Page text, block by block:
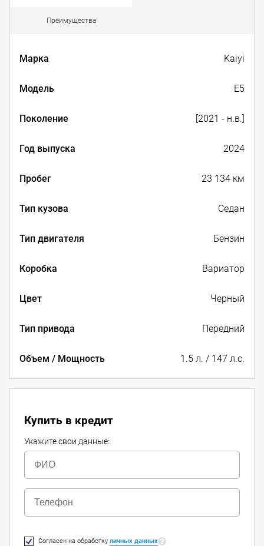
Преимущества
Марка Kaiyi
Модель E5
Поколение [2021 - н.в.]
Год выпуска 2024
Пробег 23 134 км
Тип кузова Седан
Тип двигателя Бензин
Коробка Вариатор
Цвет Черный
Тип привода Передний
Объем / Мощность 1.5 л. / 147 л.с.
Купить в кредит
Укажите свои данные:
Согласен на обработку личных данных